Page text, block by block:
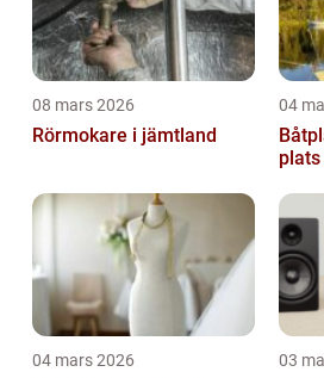
08 mars 2026
Rörmokare i jämtland
04
Båtplats så
04 mars 2026 03